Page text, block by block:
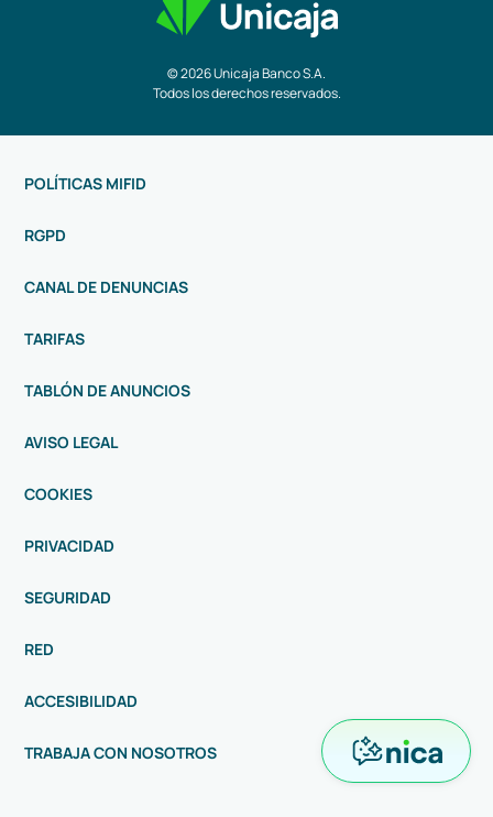
© 2026 Unicaja Banco S.A.
Todos los derechos reservados.
POLÍTICAS MIFID
RGPD
CANAL DE DENUNCIAS
TARIFAS
TABLÓN DE ANUNCIOS
AVISO LEGAL
COOKIES
PRIVACIDAD
SEGURIDAD
RED
ACCESIBILIDAD
TRABAJA CON NOSOTROS